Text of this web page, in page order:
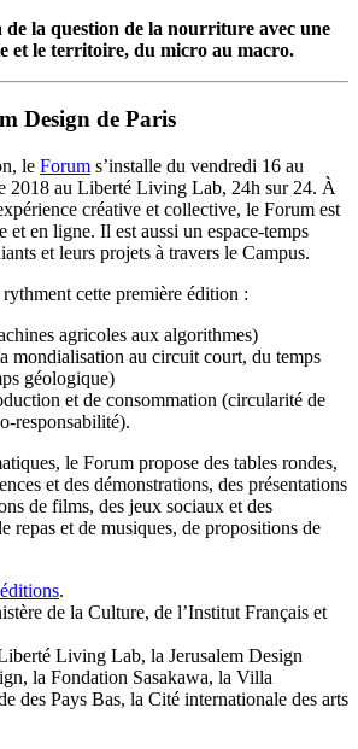
la question de la nourriture avec une
et le territoire, du micro au macro.
Design de Paris
le Forum s’installe du vendredi 16 au
2018 au Liberté Living Lab, 24h sur 24. À
créative et collective, le Forum est
et en ligne. Il est aussi un espace-temps
et leurs projets à travers le Campus.
cette première édition :
agricoles aux algorithmes)
mondialisation au circuit court, du temps
géologique)
et de consommation (circularité de
responsabilité).
le Forum propose des tables rondes,
et des démonstrations, des présentations
de films, des jeux sociaux et des
repas et de musiques, de propositions de
.
de la Culture, de l’Institut Français et
Living Lab, la Jerusalem Design
la Fondation Sasakawa, la Villa
des Pays Bas, la Cité internationale des arts